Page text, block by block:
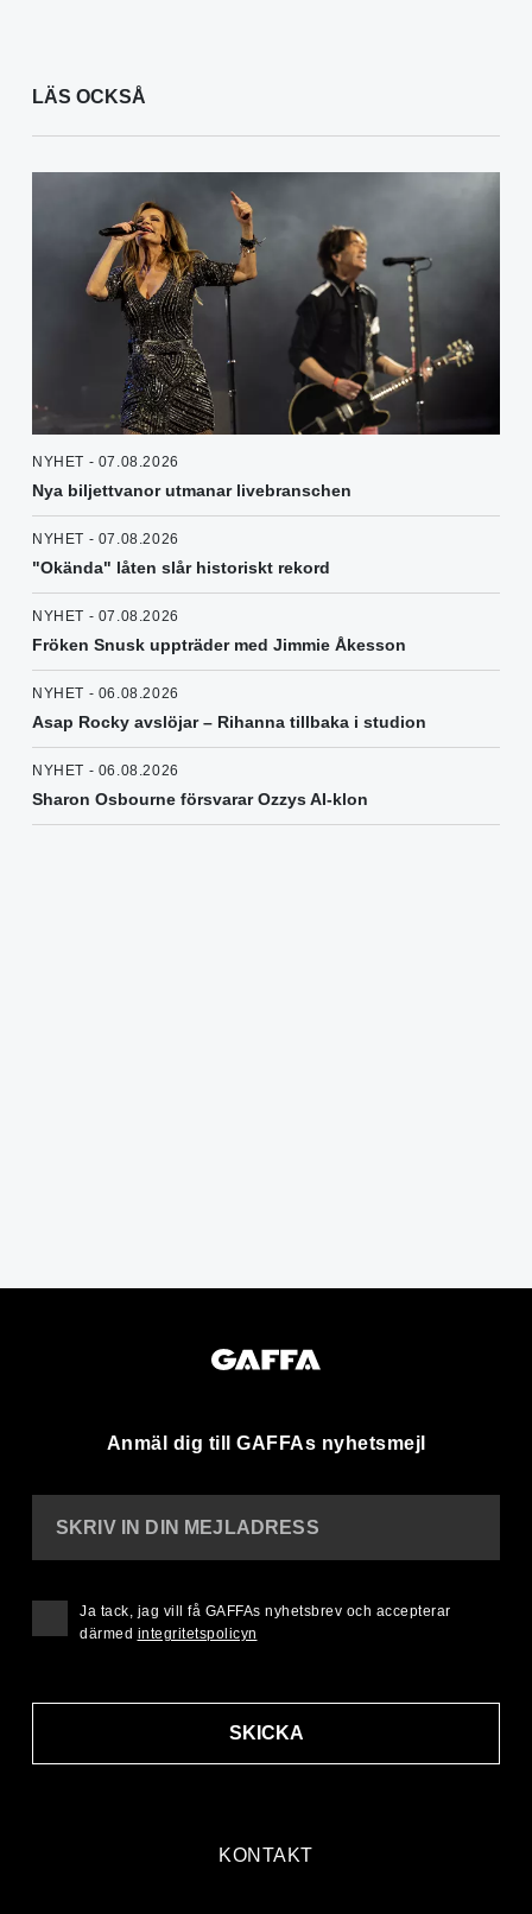
LÄS OCKSÅ
NYHET - 07.08.2026
Nya biljettvanor utmanar livebranschen
NYHET - 07.08.2026
"Okända" låten slår historiskt rekord
NYHET - 07.08.2026
Fröken Snusk uppträder med Jimmie Åkesson
NYHET - 06.08.2026
Asap Rocky avslöjar – Rihanna tillbaka i studion
NYHET - 06.08.2026
Sharon Osbourne försvarar Ozzys AI-klon
Anmäl dig till GAFFAs nyhetsmejl
KONTAKT
SKRIV IN DIN MEJLADRESS
SKICKA
Ja tack, jag vill få GAFFAs nyhetsbrev och accepterar
därmed integritetspolicyn